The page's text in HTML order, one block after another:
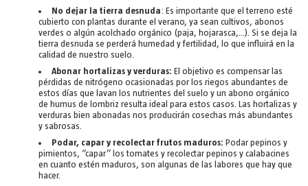
No dejar la tierra desnuda: Es importante que el terreno esté
cubierto con plantas durante el verano, ya sean cultivos, abonos
verdes o algún acolchado orgánico (paja, hojarasca,…). Si se deja la
tierra desnuda se perderá humedad y fertilidad, lo que influirá en la
calidad de nuestro suelo.
Abonar hortalizas y verduras: El objetivo es compensar las
pérdidas de nitrógeno ocasionadas por los riegos abundantes de
estos días que lavan los nutrientes del suelo y un abono orgánico
de humus de lombriz resulta ideal para estos casos. Las hortalizas y
verduras bien abonadas nos producirán cosechas más abundantes
y sabrosas.
Podar, capar y recolectar frutos maduros: Podar pepinos y
pimientos, “capar” los tomates y recolectar pepinos y calabacines
en cuanto estén maduros, son algunas de las labores que hay que
hacer.